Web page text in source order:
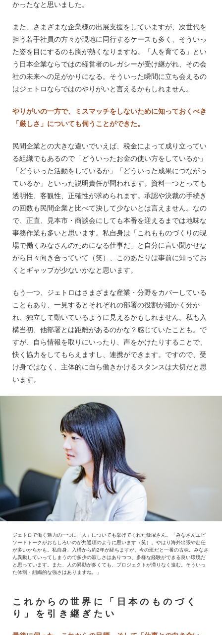
かったなと思いました。
また、さまざまな企業様の出展支援をしていますが、次世代を
担う若手社員の方々が現地に同行するケースも多く、そういっ
た姿を目にするのも胸が熱くなりますね。「人を育てる」とい
う日本企業ならではの経営者のレガシーが受け継がれ、その会
社の未来への足がかりになる。そういった瞬間に立ち会えるの
はジェトロならではのやりがいと言えるかもしれません。
やりがいの一方で、ミスマッチをしないために知っておくべき
「厳しさ」についても伺うことができた。
民間企業との大きな違いでいえば、税金によって成り立ってい
る組織でもあるので「どういったお金の使い方をしているか」
「どういった活動をしているか」「どういった成果につながっ
ているか」といった説明責任が問われます。資料一つとっても
透明性、客観性、正確性が求められます。承認や決裁の手続き
の回数も民間企業と比べて決して少ないとは言えません。なの
で、正直、見本市・商談会にしても本番を迎えるまでは地味な
事務作業も多いと思います。私自身は「これもものづくりの現
場で働くみなさんのためになる仕事だ」と自分に言い聞かせな
がら日々向き合っていて（笑）、このあたりは事前に知ってお
くとギャップが少ないかなと思います。
もう一つ、ジェトロはさまざまな産業・分野をカバーしている
こともあり、一見するとそれぞれの部署の役割が細かく分か
れ、独立して動いているように見えるかもしれません。私も入
構当初、他部署とは距離があるのかな？感じていたことも。で
すが、自ら情報を取りにいったり、声をかけたりすることで、
快く協力をしてもらえますし、連携ができます。ですので、受
け身ではなく、主体的に自ら働きかけるスタンスは大切だと思
います。
ジェトロで働く魅力の一つに「人」についても挙げてくれた飯塚さん。「みなさんエピ
ソードトークがおもしろいのが共通項のように思います（笑）。やはり海外出張や赴任
が多いからかも。私自身、入構から約2年が経ちますが、今の班だと一番の古株。みなさ
ん異動していってしまうので多少の寂しさはありつつ、多様な経験ができる良い環境だ
と思っています。また、人の異動が多くても、プロジェクトが滞りなく進む。そういっ
た体制・組織的な強さはありますね。」
これからの世界に「日本のものづく
り」を引き継ぎたい